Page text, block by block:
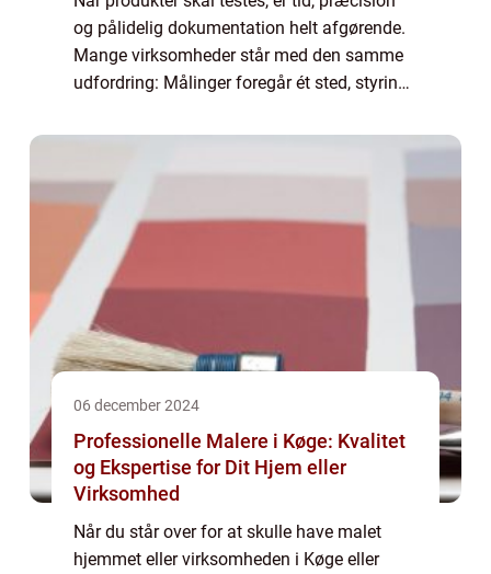
og pålidelig dokumentation helt afgørende.
Mange virksomheder står med den samme
udfordring: Målinger foregår ét sted, styring
06 december 2024
Professionelle Malere i Køge: Kvalitet
og Ekspertise for Dit Hjem eller
Virksomhed
Når du står over for at skulle have malet
hjemmet eller virksomheden i Køge eller